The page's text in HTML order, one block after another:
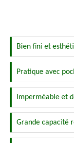
Bien fini et
Pratique avec
Imperméable et
Grande capacité